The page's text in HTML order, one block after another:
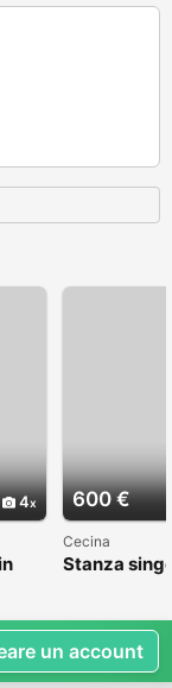
4 600 €
Cecina
Stanza
un account